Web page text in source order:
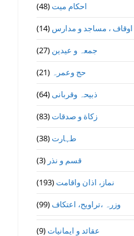
احکام میت(48)
اوقاف ، مساجد و مدارس (14)
جمعہ و عیدین (27)
حج وعمرہ (21)
ذبیحہ وقربانی(64)
زکاة و صدقات(83)
طہارت(38)
قسم و نذر (3)
نماز، اذان واقامت(193)
وزرہ ،تراويح، اعتكاف(99)
عقائد و ایمانیات(9)